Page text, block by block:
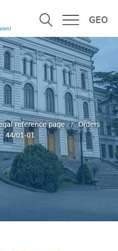
GEO
reference page
Orders
44/01-01